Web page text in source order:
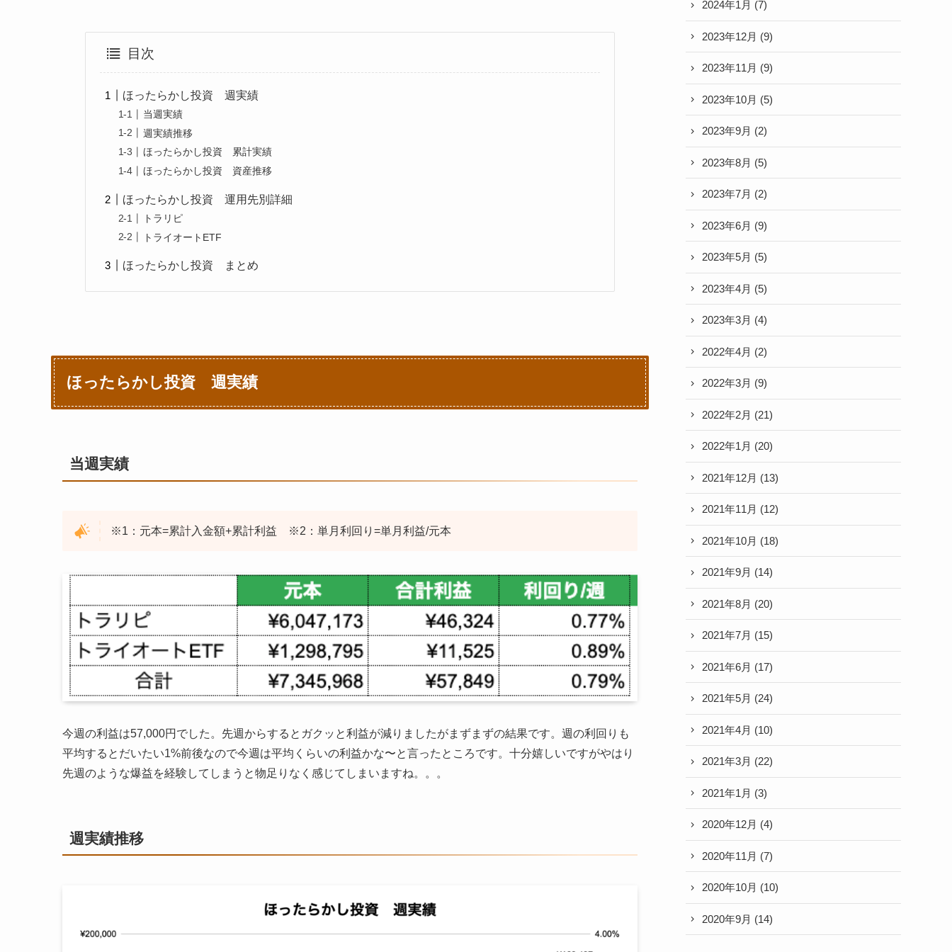
目次
ほったらかし投資 週実績
当週実績
週実績推移
ほったらかし投資 累計実績
ほったらかし投資 資産推移
ほったらかし投資 運用先別詳細
トラリピ
トライオートETF
ほったらかし投資 まとめ
ほったらかし投資 週実績
当週実績
※1：元本=累計入金額+累計利益 ※2：単月利回り=単月利益/元本
今週の利益は57,000円でした。先週からするとガクッと利益が減りましたがまずまずの結果です。週の利回りも
平均するとだいたい1%前後なので今週は平均くらいの利益かな〜と言ったところです。十分嬉しいですがやはり
先週のような爆益を経験してしまうと物足りなく感じてしまいますね。。。
週実績推移
2024年1月 (7)
2023年12月 (9)
2023年11月 (9)
2023年10月 (5)
2023年9月 (2)
2023年8月 (5)
2023年7月 (2)
2023年6月 (9)
2023年5月 (5)
2023年4月 (5)
2023年3月 (4)
2022年4月 (2)
2022年3月 (9)
2022年2月 (21)
2022年1月 (20)
2021年12月 (13)
2021年11月 (12)
2021年10月 (18)
2021年9月 (14)
2021年8月 (20)
2021年7月 (15)
2021年6月 (17)
2021年5月 (24)
2021年4月 (10)
2021年3月 (22)
2021年1月 (3)
2020年12月 (4)
2020年11月 (7)
2020年10月 (10)
2020年9月 (14)